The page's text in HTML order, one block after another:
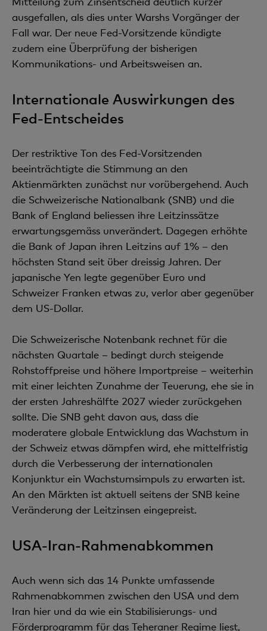
ausgefallen, als dies unter Warshs Vorgänger der
Fall war. Der neue Fed-Vorsitzende kündigte
zudem eine Überprüfung der bisherigen
Kommunikations- und Arbeitsweisen an.
Internationale Auswirkungen des
Fed-Entscheides
Der restriktive Ton des Fed-Vorsitzenden
beeinträchtigte die Stimmung an den
Aktienmärkten zunächst nur vorübergehend. Auch
die Schweizerische Nationalbank (SNB) und die
Bank of England beliessen ihre Leitzinssätze
erwartungsgemäss unverändert. Dagegen erhöhte
die Bank of Japan ihren Leitzins auf 1% – den
höchsten Stand seit über dreissig Jahren. Der
japanische Yen legte gegenüber Euro und
Schweizer Franken etwas zu, verlor aber gegenüber
dem US-Dollar.
Die Schweizerische Notenbank rechnet für die
nächsten Quartale – bedingt durch steigende
Rohstoffpreise und höhere Importpreise – weiterhin
mit einer leichten Zunahme der Teuerung, ehe sie in
der ersten Jahreshälfte 2027 wieder zurückgehen
sollte. Die SNB geht davon aus, dass die
moderatere globale Entwicklung das Wachstum in
der Schweiz etwas dämpfen wird, ehe mittelfristig
durch die Verbesserung der internationalen
Konjunktur ein Wachstumsimpuls zu erwarten ist.
An den Märkten ist aktuell seitens der SNB keine
Veränderung der Leitzinsen eingepreist.
USA-Iran-Rahmenabkommen
Auch wenn sich das 14 Punkte umfassende
Rahmenabkommen zwischen den USA und dem
Iran hier und da wie ein Stabilisierungs- und
Förderprogramm für das Teheraner Regime liest,